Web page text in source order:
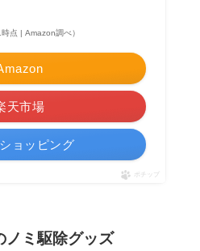
点 | Amazon調べ）
天市場
ョッピング
ポチップ
ノミ駆除グッズ